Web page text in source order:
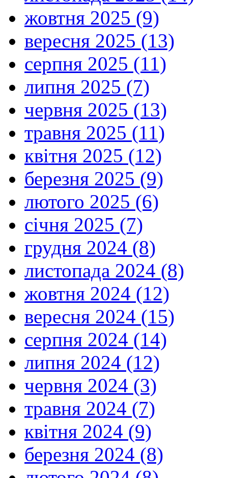
жовтня 2025 (9)
вересня 2025 (13)
серпня 2025 (11)
липня 2025 (7)
червня 2025 (13)
травня 2025 (11)
квітня 2025 (12)
березня 2025 (9)
лютого 2025 (6)
січня 2025 (7)
грудня 2024 (8)
листопада 2024 (8)
жовтня 2024 (12)
вересня 2024 (15)
серпня 2024 (14)
липня 2024 (12)
червня 2024 (3)
травня 2024 (7)
квітня 2024 (9)
березня 2024 (8)